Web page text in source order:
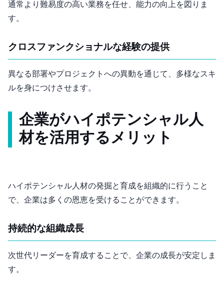
通常より難易度の高い業務を任せ、能力の向上を図りま
す。
クロスファンクショナルな経験の提供
異なる部署やプロジェクトへの異動を通じて、多様なスキ
ルを身につけさせます。
企業がハイポテンシャル人
材を活用するメリット
ハイポテンシャル人材の発掘と育成を組織的に行うこと
で、企業は多くの恩恵を受けることができます。
持続的な組織成長
次世代リーダーを育成することで、企業の成長が安定しま
す。